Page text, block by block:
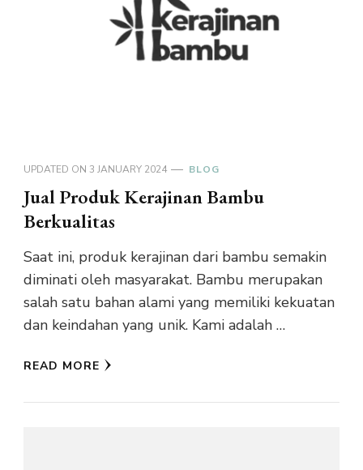
UPDATED ON 3 JANUARY 2024 BLOG
Jual Produk Kerajinan Bambu
Berkualitas
Saat ini, produk kerajinan dari bambu semakin
diminati oleh masyarakat. Bambu merupakan
salah satu bahan alami yang memiliki kekuatan
dan keindahan yang unik. Kami adalah …
READ MORE